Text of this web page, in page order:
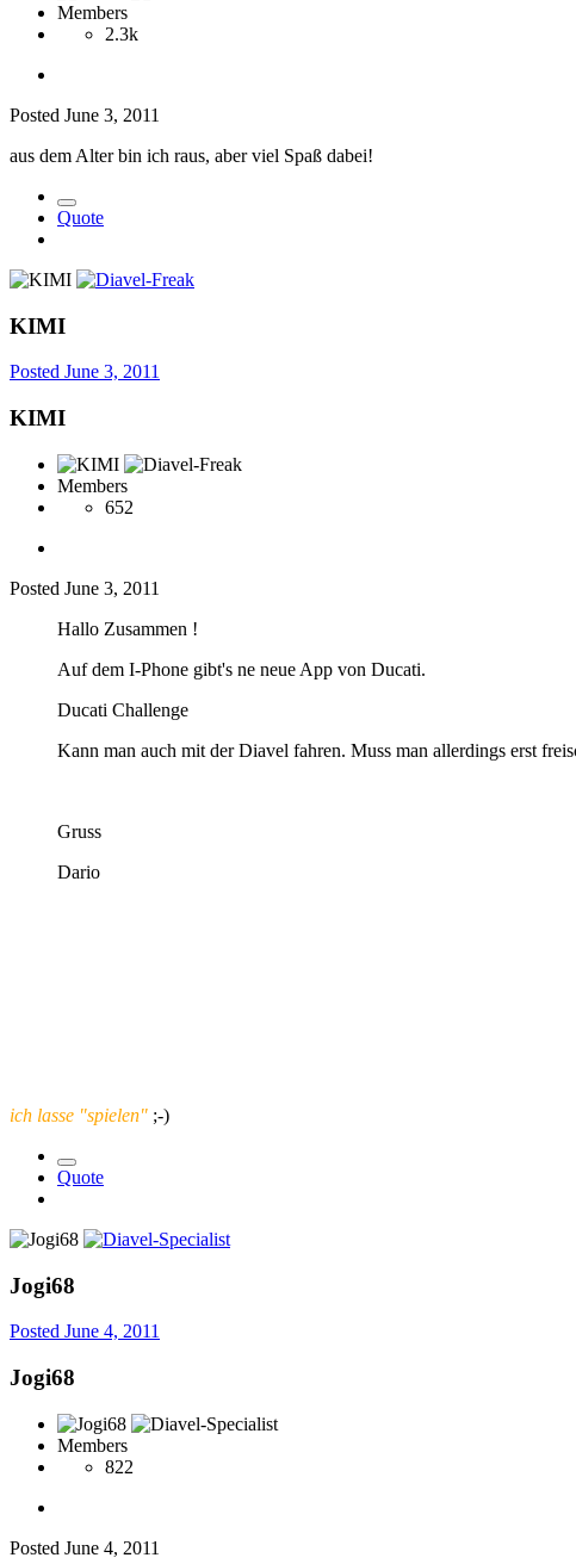
Members
2.3k
Posted June 3, 2011
aus dem Alter bin ich raus, aber viel Spaß dabei!
Quote
KIMI
Posted June 3, 2011
KIMI
Members
652
Posted June 3, 2011
Hallo Zusammen !
Auf dem I-Phone gibt's ne neue App von Ducati.
Ducati Challenge
Kann man auch mit der Diavel fahren. Muss man allerdings erst
Gruss
Dario
ich lasse "spielen" ;-)
Quote
Jogi68
Posted June 4, 2011
Jogi68
Members
822
Posted June 4, 2011